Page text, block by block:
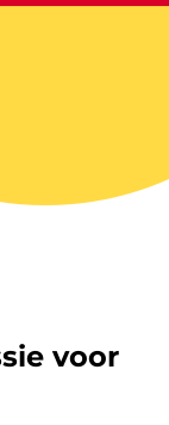
voor